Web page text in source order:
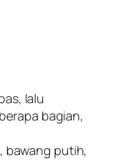
lalu
bagian,
bawang putih,